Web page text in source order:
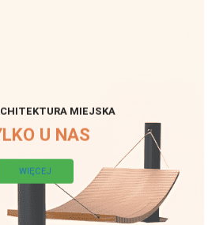
MIEJSKA
U NAS
WIĘCEJ